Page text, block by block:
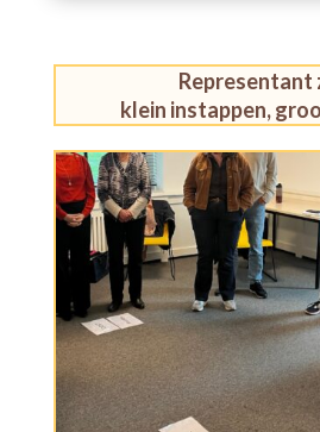
Representant
klein instappen,